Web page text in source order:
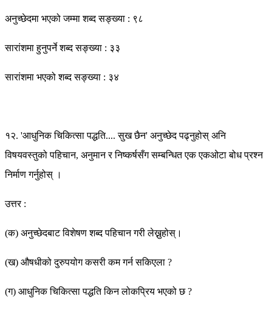
अनुच्छेदमा भएको जम्मा शब्द सङ्ख्या : ९८
सारांशमा हुनुपर्ने शब्द सङ्ख्या : ३३
सारांशमा भएको शब्द सङ्ख्या : ३४
१२. 'आधुनिक चिकित्सा पद्धति.... सुख छैन' अनुच्छेद पढ्नुहोस् अनि
विषयवस्तुको पहिचान, अनुमान र निष्कर्षसँग सम्बन्धित एक एकओटा बोध प्रश्न
निर्माण गर्नुहोस् ।
उत्तर :
(क) अनुच्छेदबाट विशेषण शब्द पहिचान गरी लेख्नुहोस्।
(ख) औषधीको दुरुपयोग कसरी कम गर्न सकिएला ?
(ग) आधुनिक चिकित्सा पद्धति किन लोकप्रिय भएको छ ?